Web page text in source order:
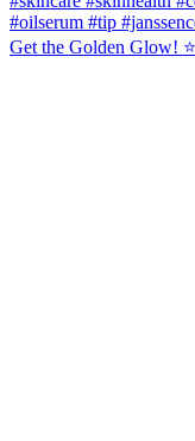
Get the Golden Glow!